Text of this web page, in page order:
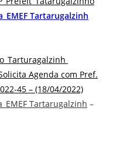
Tartarugalzinh
Agenda com Pref.
45 – (18/04/2022)
Tartarugalzinh –